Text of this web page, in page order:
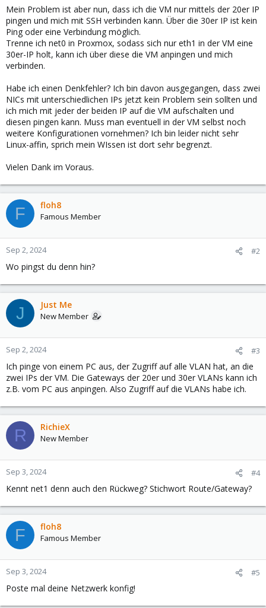
Mein Problem ist aber nun, dass ich die VM nur mittels der 20er IP
pingen und mich mit SSH verbinden kann. Über die 30er IP ist kein
Ping oder eine Verbindung möglich.
Trenne ich net0 in Proxmox, sodass sich nur eth1 in der VM eine
30er-IP holt, kann ich über diese die VM anpingen und mich
verbinden.
Habe ich einen Denkfehler? Ich bin davon ausgegangen, dass zwei
NICs mit unterschiedlichen IPs jetzt kein Problem sein sollten und
ich mich mit jeder der beiden IP auf die VM aufschalten und
diesen pingen kann. Muss man eventuell in der VM selbst noch
weitere Konfigurationen vornehmen? Ich bin leider nicht sehr
Linux-affin, sprich mein WIssen ist dort sehr begrenzt.
Vielen Dank im Voraus.
F floh8
Famous Member
Sep 2, 2024 #2
Wo pingst du denn hin?
J Just Me
New Member
Sep 2, 2024 #3
Ich pinge von einem PC aus, der Zugriff auf alle VLAN hat, an die
zwei IPs der VM. Die Gateways der 20er und 30er VLANs kann ich
z.B. vom PC aus anpingen. Also Zugriff auf die VLANs habe ich.
R RichieX
New Member
Sep 3, 2024 #4
Kennt net1 denn auch den Rückweg? Stichwort Route/Gateway?
F floh8
Famous Member
Sep 3, 2024 #5
Poste mal deine Netzwerk konfig!